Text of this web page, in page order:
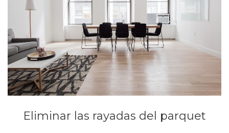
Eliminar las rayadas del parquet